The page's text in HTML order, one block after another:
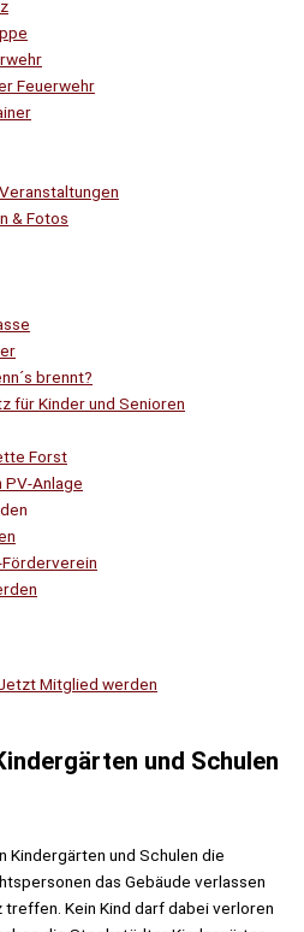
Feuerwehr
& Fotos
brennt?
für Kinder und Senioren
Forst
PV-Anlage
Mitglied werden
und Schulen
Kindergärten und Schulen die
das Gebäude verlassen
treffen. Kein Kind darf dabei verloren